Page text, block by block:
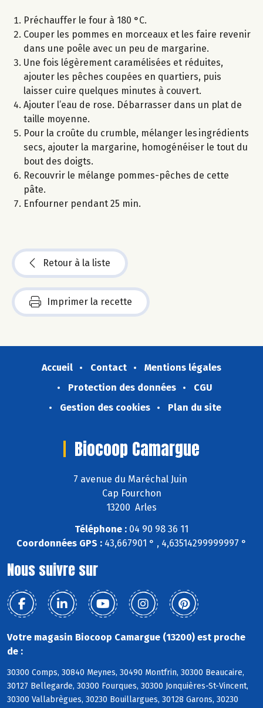
Préchauffer le four à 180 °C.
Couper les pommes en morceaux et les faire revenir
dans une poêle avec un peu de margarine.
Une fois légèrement caramélisées et réduites,
ajouter les pêches coupées en quartiers, puis
laisser cuire quelques minutes à couvert.
Ajouter l’eau de rose. Débarrasser dans un plat de
taille moyenne.
Pour la croûte du crumble, mélanger les ingrédients
secs, ajouter la margarine, homogénéiser le tout du
bout des doigts.
Recouvrir le mélange pommes-pêches de cette
pâte.
Enfourner pendant 25 min.
Retour à la liste
Imprimer la recette
Accueil Contact
Mentions légales
Protection des données
CGU
Gestion des cookies
Plan du site
Biocoop Camargue
7 avenue du Maréchal Juin
Cap Fourchon
13200 Arles
Téléphone : 04 90 98 36 11
Coordonnées GPS : 43,667901 ° , 4,63514299999997 °
Nous suivre sur
Votre magasin Biocoop Camargue (13200) est proche
de :
30300 Comps, 30840 Meynes, 30490 Montfrin, 30300 Beaucaire,
30127 Bellegarde, 30300 Fourques, 30300 Jonquières-St-Vincent,
30300 Vallabrègues, 30230 Bouillargues, 30128 Garons, 30230